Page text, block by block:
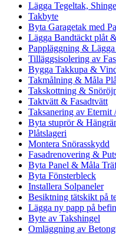
Lägga Tegeltak,
Takbyte
Byta Garagetak med
Lägga Bandtäckt plåt
Pappläggning &
Tilläggsisolering av
Bygga Takkupa &
Takmålning & Måla
Takskottning &
Taktvätt & Fasadtvätt
Taksanering av
Byta stuprör &
Plåtslageri
Montera Snörasskydd
Fasadrenovering &
Byta Panel & Måla
Byta Fönsterbleck
Installera Solpaneler
Besiktning tätskikt på
Lägga ny papp på
Byte av Takshingel
Omläggning av